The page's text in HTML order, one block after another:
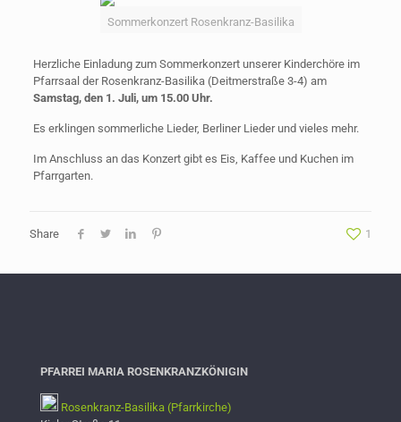
Sommerkonzert Rosenkranz-Basilika
Herzliche Einladung zum Sommerkonzert unserer Kinderchöre im
Pfarrsaal der Rosenkranz-Basilika (Deitmerstraße 3-4) am
Samstag, den 1. Juli, um 15.00 Uhr.
Es erklingen sommerliche Lieder, Berliner Lieder und vieles mehr.
Im Anschluss an das Konzert gibt es Eis, Kaffee und Kuchen im
Pfarrgarten.
Share 1
PFARREI MARIA ROSENKRANZKÖNIGIN
Rosenkranz-Basilika (Pfarrkirche)